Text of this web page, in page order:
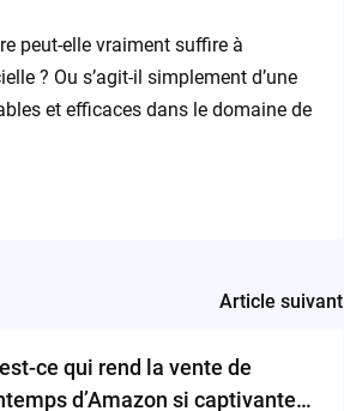
peut-elle vraiment suffire à
? Ou s’agit-il simplement d’une
et efficaces dans le domaine de
Article suivant
ce qui rend la vente de
d’Amazon si captivante